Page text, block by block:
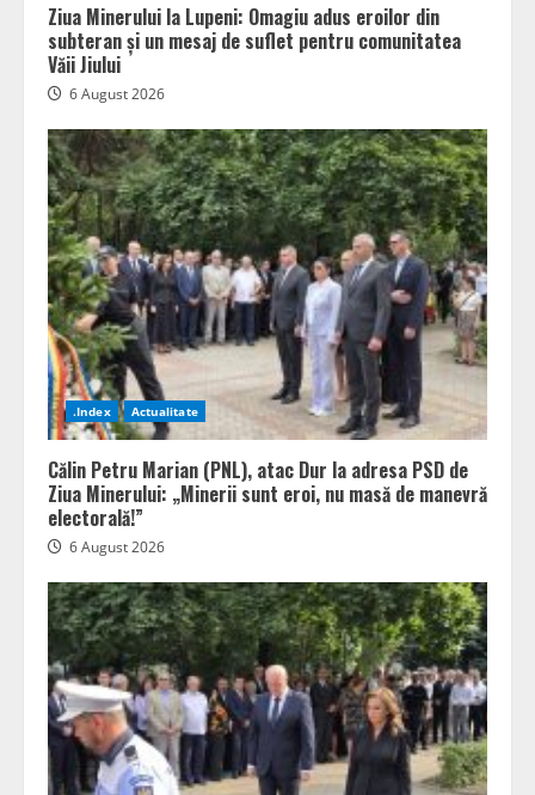
Ziua Minerului la Lupeni: Omagiu adus eroilor din
subteran și un mesaj de suflet pentru comunitatea
Văii Jiului
6 August 2026
.Index Actualitate
Călin Petru Marian (PNL), atac Dur la adresa PSD de
Ziua Minerului: „Minerii sunt eroi, nu masă de manevră
electorală!”
6 August 2026